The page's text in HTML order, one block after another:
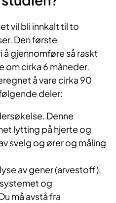
vil bli innkalt til to
Den første
å gjennomføre så raskt
om cirka 6 måneder.
å vare cirka 90
deler:
Denne
lytting på hjerte og
svelg og ører og måling
av gener (arvestoff),
og
må avstå fra